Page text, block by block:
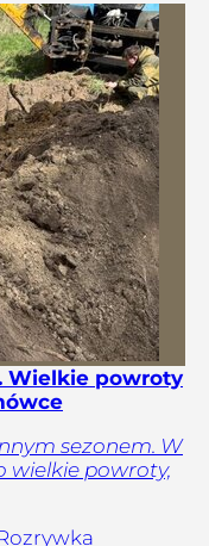
Wielkie powroty
sezonem. W
wielkie powroty,